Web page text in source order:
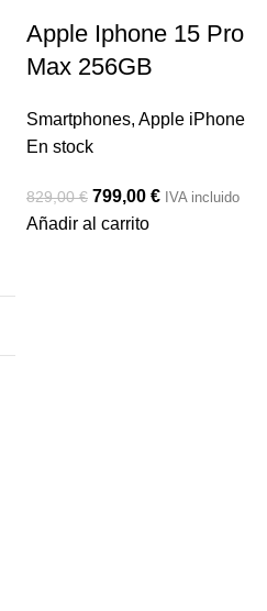
Apple Iphone 15 Pro
Max 256GB
Smartphones, Apple iPhone
En stock
829,00€ 799,00 € IVA incluido
Añadir al carrito